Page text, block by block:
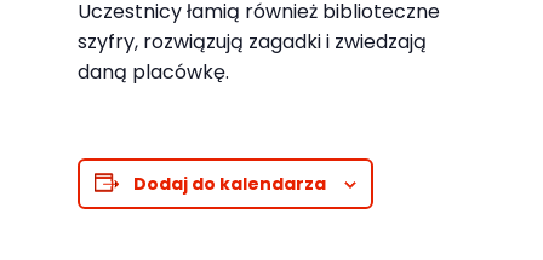
Uczestnicy łamią również biblioteczne
szyfry, rozwiązują zagadki i zwiedzają
daną placówkę.
Dodaj do kalendarza
funkcjonalność
i strukturę
strony
tego, jak
strona jest